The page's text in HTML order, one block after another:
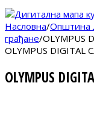
Насловна/Општина
грађане/OLYMPUS
OLYMPUS DIGITAL
OLYMPUS